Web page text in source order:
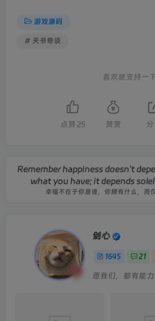
游戏源码
# 天书奇谈
喜欢就支持一
点赞 25 赞赏 分
Remember happiness doesn't
what you have; it depends
幸福不在于你是谁，你拥有什么，而
剑心
1645 21
愿我们，都有能